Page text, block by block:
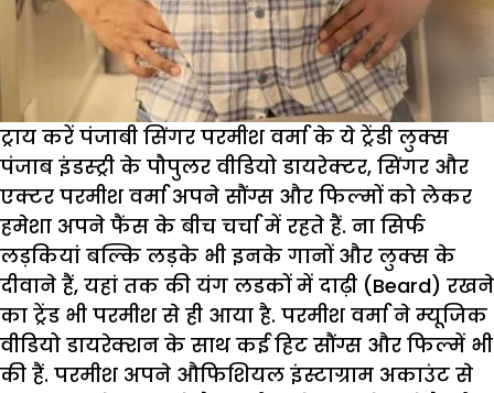
ट्राय करें पंजाबी सिंगर परमीश वर्मा के ये ट्रेंडी लुक्स
पंजाब इंडस्ट्री के पौपुलर वीडियो डायरेक्टर, सिंगर और
एक्टर परमीश वर्मा अपने सौंग्स और फिल्मों को लेकर
हमेशा अपने फैंस के बीच चर्चा में रहते हैं. ना सिर्फ
लड़कियां बल्कि लड़के भी इनके गानों और लुक्स के
दीवाने हैं, यहां तक की यंग लडकों में दाढ़ी (Beard) रखने
का ट्रेंड भी परमीश से ही आया है. परमीश वर्मा ने म्यूजिक
वीडियो डायरेक्शन के साथ कई हिट सौंग्स और फिल्में भी
की हैं. परमीश अपने औफिशियल इंस्टाग्राम अकाउंट से